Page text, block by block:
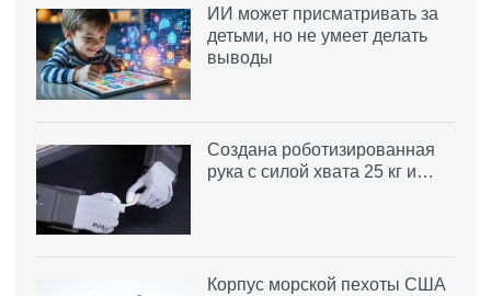
ИИ может присматривать за
детьми, но не умеет делать
выводы
Создана роботизированная
рука с силой хвата 25 кг и…
Корпус морской пехоты США